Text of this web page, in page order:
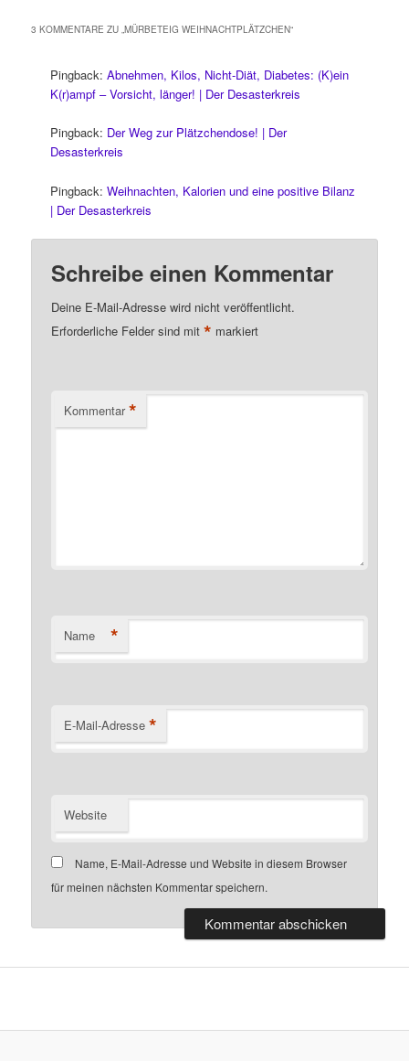
3 KOMMENTARE ZU „MÜRBETEIG WEIHNACHTPLÄTZCHEN“
Pingback:Abnehmen, Kilos, Nicht-Diät, Diabetes: (K)ein
K(r)ampf – Vorsicht, länger! | Der Desasterkreis
Pingback: Der Weg zur Plätzchendose! | Der
Desasterkreis
Pingback:Weihnachten, Kalorien und eine positive Bilanz
| Der Desasterkreis
Schreibe einen Kommentar
Deine E-Mail-Adresse wird nicht veröffentlicht.
Erforderliche Felder sind mit* markiert
Kommentar *
Name *
E-Mail-Adresse *
Website
Name, E-Mail-Adresse und Website in diesem Browser
für meinen nächsten Kommentar speichern.